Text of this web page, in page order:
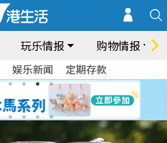
玩乐情报 购物情报
娱乐新闻 定期存款